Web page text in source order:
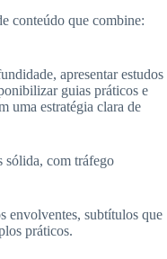
conteúdo que combine:
apresentar estudos
guias práticos e
uma estratégia clara de
sólida, com tráfego
envolventes, subtítulos que
práticos.